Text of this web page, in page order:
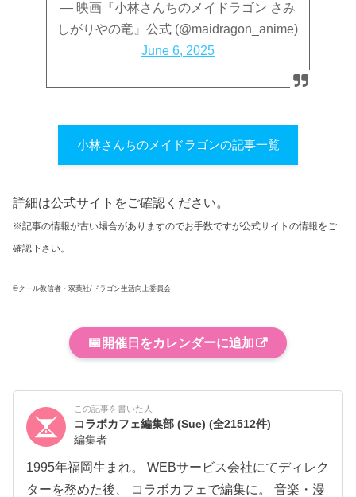
— 映画『小林さんちのメイドラゴン さみ
しがりやの竜』公式 (@maidragon_anime)
June 6, 2025
小林さんちのメイドラゴンの記事一覧
詳細は公式サイトをご確認ください。
※記事の情報が古い場合がありますのでお手数ですが公式サイトの情報をご
確認下さい。
©クール教信者・双葉社/ドラゴン生活向上委員会
📅 開催日をカレンダーに追加
この記事を書いた人
コラボカフェ編集部 (Sue)(全21512件)
編集者
1995年福岡生まれ。 WEBサービス会社にてディレク
ターを務めた後、 コラボカフェで編集に。 音楽・漫